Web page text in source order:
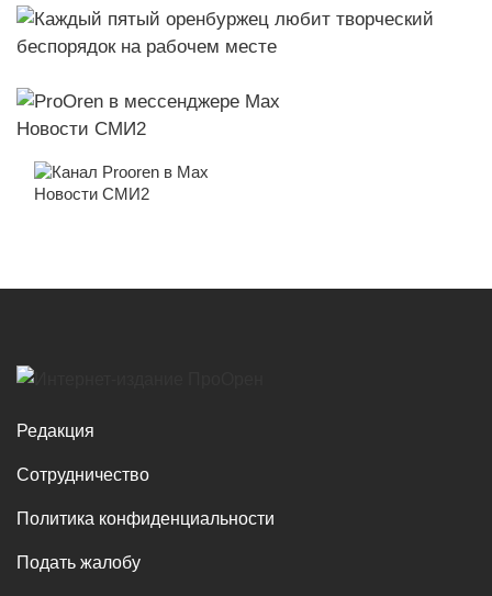
Новости СМИ2
Новости СМИ2
Редакция
Сотрудничество
Политика конфиденциальности
Подать жалобу